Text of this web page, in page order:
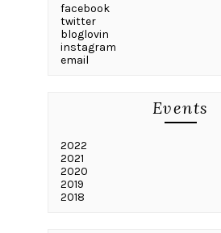
facebook
twitter
bloglovin
instagram
email
Events
2022
2021
2020
2019
2018